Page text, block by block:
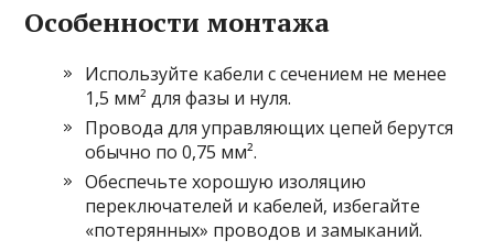
Особенности монтажа
Используйте кабели с сечением не менее
1,5 мм² для фазы и нуля.
Провода для управляющих цепей берутся
обычно по 0,75 мм².
Обеспечьте хорошую изоляцию
переключателей и кабелей, избегайте
«потерянных» проводов и замыканий.